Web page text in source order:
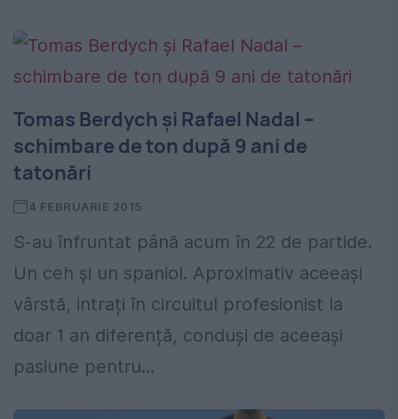
Tomas Berdych și Rafael Nadal –
schimbare de ton după 9 ani de
tatonări
4 FEBRUARIE 2015
S-au înfruntat până acum în 22 de partide.
Un ceh și un spaniol. Aproximativ aceeași
vârstă, intrați în circuitul profesionist la
doar 1 an diferență, conduși de aceeași
pasiune pentru...